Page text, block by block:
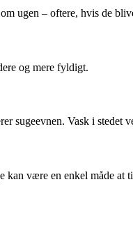
ugen – oftere, hvis de
og mere fyldigt.
sugeevnen. Vask i
være en enkel måde at